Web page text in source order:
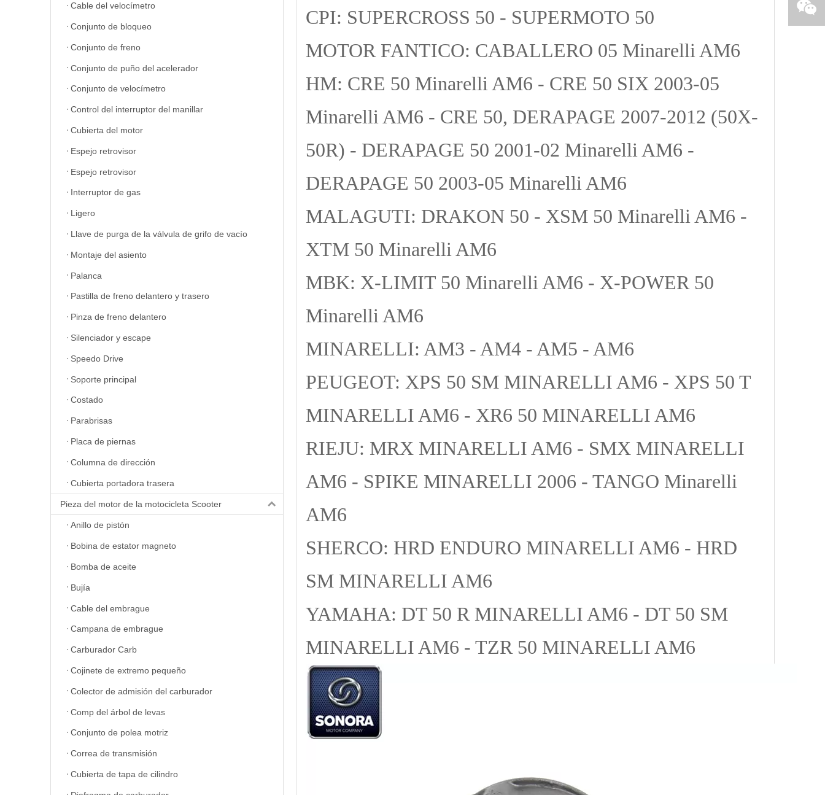
Cable del velocímetro
Conjunto de bloqueo
Conjunto de freno
Conjunto de puño del acelerador
Conjunto de velocímetro
Control del interruptor del manillar
Cubierta del motor
Espejo retrovisor
Espejo retrovisor
Interruptor de gas
Ligero
Llave de purga de la válvula de grifo de vacío
Montaje del asiento
Palanca
Pastilla de freno delantero y trasero
Pinza de freno delantero
Silenciador y escape
Speedo Drive
Soporte principal
Costado
Parabrisas
Placa de piernas
Columna de dirección
Cubierta portadora trasera
Pieza del motor de la motocicleta Scooter
Anillo de pistón
Bobina de estator magneto
Bomba de aceite
Bujía
Cable del embrague
Campana de embrague
Carburador Carb
Cojinete de extremo pequeño
Colector de admisión del carburador
Comp del árbol de levas
Conjunto de polea motriz
Correa de transmisión
Cubierta de tapa de cilindro
CPI: SUPERCROSS 50 - SUPERMOTO 50
MOTOR FANTICO: CABALLERO 05 Minarelli AM6
HM: CRE 50 Minarelli AM6 - CRE 50 SIX 2003-05
Minarelli AM6 - CRE 50, DERAPAGE 2007-2012 (50X-
50R) - DERAPAGE 50 2001-02 Minarelli AM6 -
DERAPAGE 50 2003-05 Minarelli AM6
MALAGUTI: DRAKON 50 - XSM 50 Minarelli AM6 -
XTM 50 Minarelli AM6
MBK: X-LIMIT 50 Minarelli AM6 - X-POWER 50
Minarelli AM6
MINARELLI: AM3 - AM4 - AM5 - AM6
PEUGEOT: XPS 50 SM MINARELLI AM6 - XPS 50 T
MINARELLI AM6 - XR6 50 MINARELLI AM6
RIEJU: MRX MINARELLI AM6 - SMX MINARELLI
AM6 - SPIKE MINARELLI 2006 - TANGO Minarelli
AM6
SHERCO: HRD ENDURO MINARELLI AM6 - HRD
SM MINARELLI AM6
YAMAHA: DT 50 R MINARELLI AM6 - DT 50 SM
MINARELLI AM6 - TZR 50 MINARELLI AM6